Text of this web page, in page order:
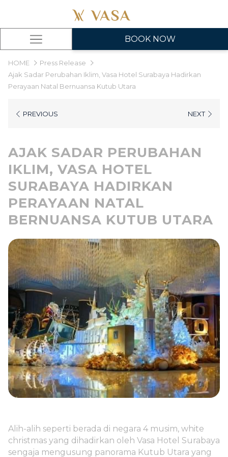
Hamburger BOOK NOW
HOME
Press Release
Ajak Sadar Perubahan Iklim, Vasa Hotel Surabaya Hadirkan
Perayaan Natal Bernuansa Kutub Utara
PREVIOUS NEXT
AJAK SADAR PERUBAHAN
IKLIM, VASA HOTEL
SURABAYA HADIRKAN
PERAYAAN NATAL
BERNUANSA KUTUB UTARA
Alih-alih seperti berada di negara 4 musim, white
christmas yang dihadirkan oleh Vasa Hotel Surabaya
sengaja mengusung panorama Kutub Utara yang